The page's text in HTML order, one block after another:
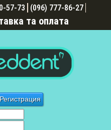
57-73 (096) 777-86-27
та оплата